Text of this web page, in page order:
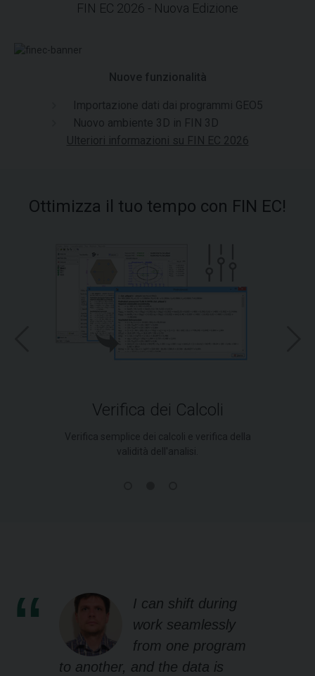
FIN EC 2026 - Nuova Edizione
Nuove funzionalità
Importazione dati dai programmi GEO5
Nuovo ambiente 3D in FIN 3D
Ulteriori informazioni su FIN EC 2026
Ottimizza il tuo tempo con FIN EC!
Verifica dei Calcoli
Verifica semplice dei calcoli e verifica della
validità dell'analisi.
I can shift during
work seamlessly
from one program
to another, and the data is